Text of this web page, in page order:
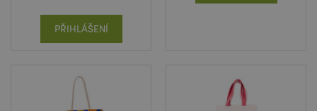
PŘIHLÁŠENÍ